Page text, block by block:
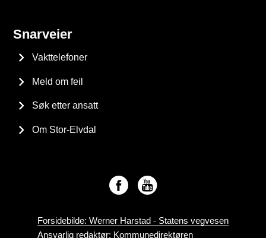
Snarveier
Vakttelefoner
Meld om feil
Søk etter ansatt
Om Stor-Elvdal
Forsidebilde: Werner Harstad - Statens vegvesen
Ansvarlig redaktør: Kommunedirektøren